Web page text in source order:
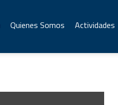
Quienes Somos Actividades